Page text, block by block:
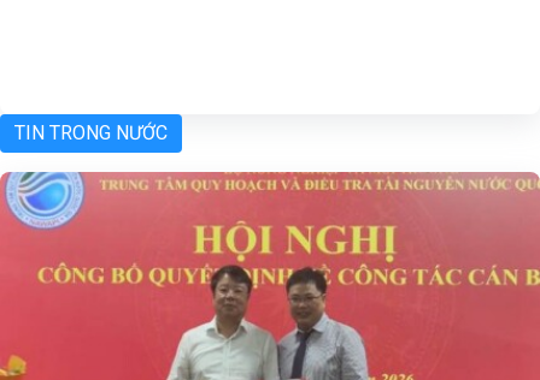
TIN TRONG NƯỚC